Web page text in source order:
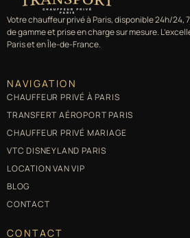
Votre chauffeur privé à Paris, disponible 24h/
de gamme et prise en charge sur mesure.
Paris et en Île-de-France.
NAVIGATION
CHAUFFEUR PRIVÉ À PARIS
TRANSFERT AÉROPORT PARIS
CHAUFFEUR PRIVÉ MARIAGE
VTC DISNEYLAND PARIS
LOCATION VAN VIP
BLOG
CONTACT
CONTACT